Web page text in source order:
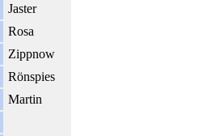
Jaster
Rosa
Zippnow
Rönspies
Martin